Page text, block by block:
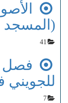
(المسجد
41
فصل
للجويني
7